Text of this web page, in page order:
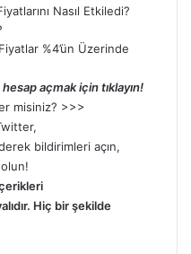
Nasıl Etkiledi?
%4’ün Üzerinde
açmak için tıklayın!
misiniz? >>>
,
bildirimleri açın,
Hiç bir şekilde